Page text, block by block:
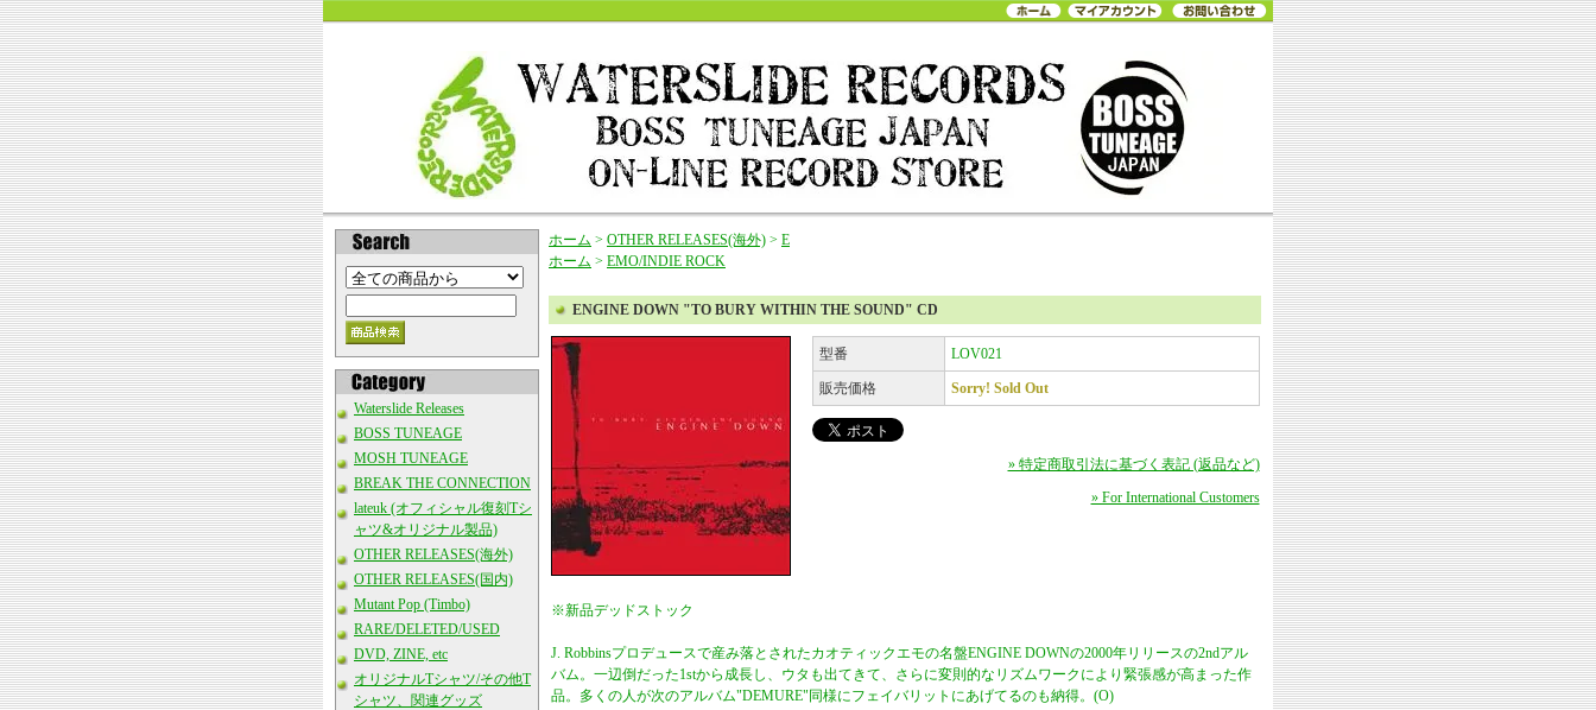
Waterslide Releases
BOSS TUNEAGE
MOSH TUNEAGE
BREAK THE CONNECTION
lateuk (オフィシャル復刻Tシ
ャツ&オリジナル製品)
OTHER RELEASES(海外)
OTHER RELEASES(国内)
Mutant Pop (Timbo)
RARE/DELETED/USED
DVD, ZINE, etc
オリジナルTシャツ/その他T
シャツ、関連グッズ
ホーム > OTHER RELEASES(海外) > E
ホーム > EMO/INDIE ROCK
ENGINE DOWN "TO BURY WITHIN THE SOUND" CD
型番 LOV021
販売価格 Sorry! Sold Out
» 特定商取引法に基づく表記 (返品など)
» For International Customers
※新品デッドストック
J. Robbinsプロデュースで産み落とされたカオティックエモの名盤ENGINE DOWNの2000年リリースの2ndアル
バム。一辺倒だった1stから成長し、ウタも出てきて、さらに変則的なリズムワークにより緊張感が高まった作
品。多くの人が次のアルバム"DEMURE"同様にフェイバリットにあげてるのも納得。(O)